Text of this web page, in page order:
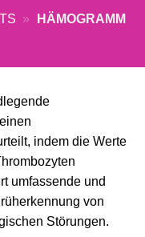
» HÄMOGRAMM
indem die Werte
umfassende und
von
Störungen.